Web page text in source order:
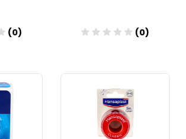
(0) (0)